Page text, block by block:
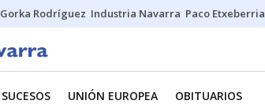
Gorka Rodríguez Industria Navarra Paco Etxeberria
SUCESOS UNIÓN EUROPEA OBITUARIOS